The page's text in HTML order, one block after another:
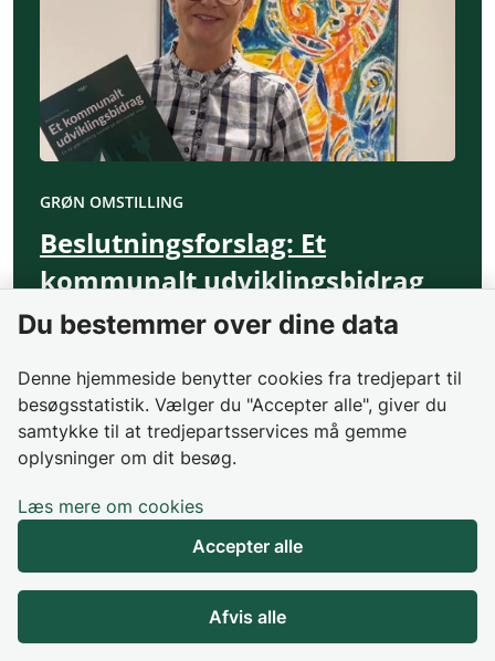
GRØN OMSTILLING
Beslutningsforslag: Et
kommunalt udviklingsbidrag
Publiceret19-12-2024
kommuner, der driver den grønne omstill...
Du bestemmer over dine data
Denne hjemmeside benytter cookies fra tredjepart til
besøgsstatistik. Vælger du "Accepter alle", giver du
samtykke til at tredjepartsservices må gemme
oplysninger om dit besøg.
Læs mere om cookies
Accepter alle
Afvis alle